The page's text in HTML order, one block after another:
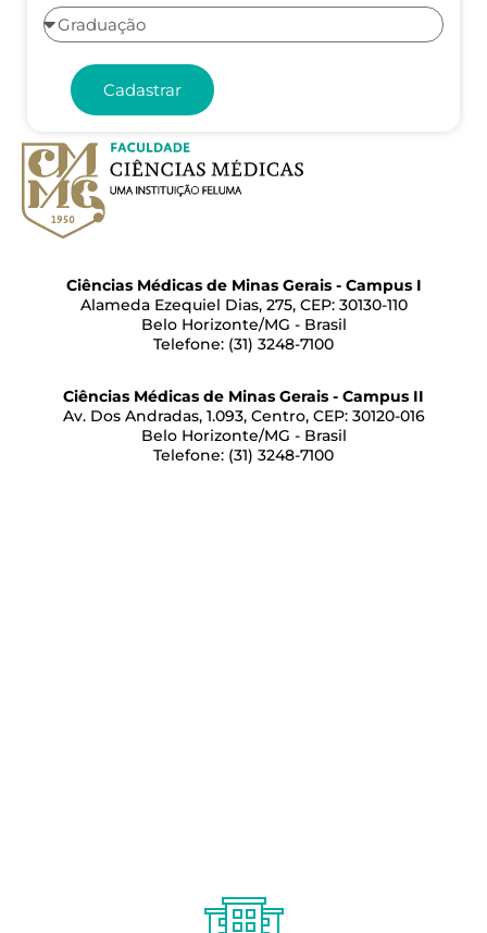
Cadastrar
Ciências Médicas de Minas Gerais - Campus I
Alameda Ezequiel Dias, 275, CEP: 30130-110
Belo Horizonte/MG - Brasil
Telefone: (31) 3248-7100
Ciências Médicas de Minas Gerais - Campus II
Av. Dos Andradas, 1.093, Centro, CEP: 30120-016
Belo Horizonte/MG - Brasil
Telefone: (31) 3248-7100